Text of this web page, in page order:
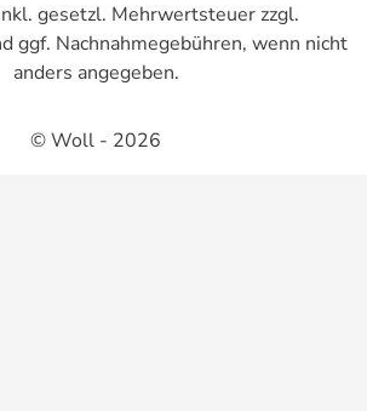
gesetzl. Mehrwertsteuer zzgl.
ggf. Nachnahmegebühren, wenn nicht
anders angegeben.
© Woll - 2026